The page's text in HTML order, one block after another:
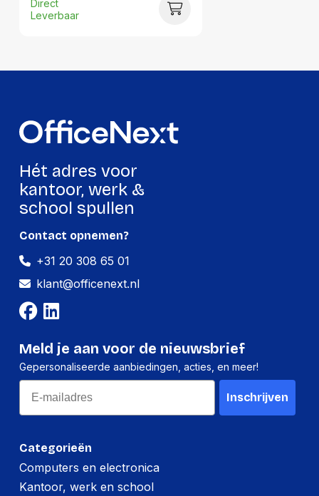
Lengte:
-
Direct
Leverbaar
Hét adres voor
kantoor, werk &
school spullen
Categorieën
Computers en electronica
Kantoor, werk en school
Contact opnemen?
+31 20 308 65 01
klant@officenext.nl
Meld je aan voor de nieuwsbrief
Gepersonaliseerde aanbiedingen, acties, en meer!
Email
Inschrijven